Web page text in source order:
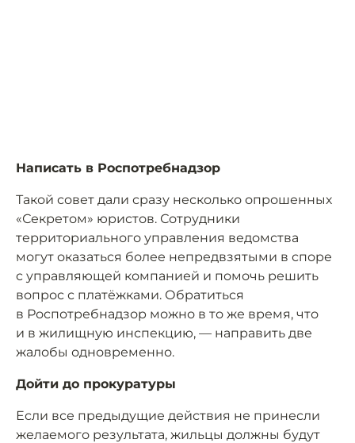
Написать в Роспотребнадзор
Такой совет дали сразу несколько опрошенных
«Секретом» юристов. Сотрудники
территориального управления ведомства
могут оказаться более непредвзятыми в споре
с управляющей компанией и помочь решить
вопрос с платёжками. Обратиться
в Роспотребнадзор можно в то же время, что
и в жилищную инспекцию, — направить две
жалобы одновременно.
Дойти до прокуратуры
Если все предыдущие действия не принесли
желаемого результата, жильцы должны будут